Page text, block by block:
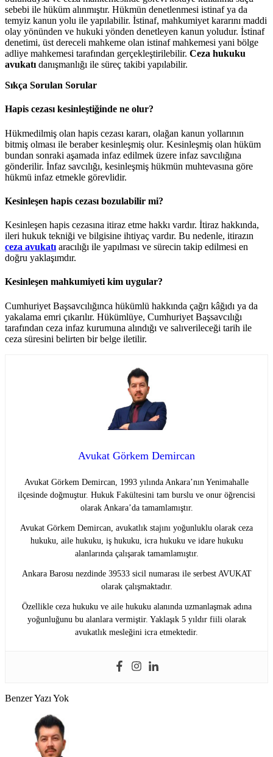
sebebi ile hüküm alınmıştır. Hükmün denetlenmesi istinaf ya da
temyiz kanun yolu ile yapılabilir. İstinaf, mahkumiyet kararını maddi
olay yönünden ve hukuki yönden denetleyen kanun yoludur. İstinaf
denetimi, üst dereceli mahkeme olan istinaf mahkemesi yani bölge
adliye mahkemesi tarafından gerçekleştirilebilir. Ceza hukuku
avukatı danışmanlığı ile süreç takibi yapılabilir.
Sıkça Sorulan Sorular
Hapis cezası kesinleştiğinde ne olur?
Hükmedilmiş olan hapis cezası kararı, olağan kanun yollarının
bitmiş olması ile beraber kesinleşmiş olur. Kesinleşmiş olan hüküm
bundan sonraki aşamada infaz edilmek üzere infaz savcılığına
gönderilir. İnfaz savcılığı, kesinleşmiş hükmün muhtevasına göre
hükmü infaz etmekle görevlidir.
Kesinleşen hapis cezası bozulabilir mi?
Kesinleşen hapis cezasına itiraz etme hakkı vardır. İtiraz hakkında,
ileri hukuk tekniği ve bilgisine ihtiyaç vardır. Bu nedenle, itirazın
ceza avukatı aracılığı ile yapılması ve sürecin takip edilmesi en
doğru yaklaşımdır.
Kesinleşen mahkumiyeti kim uygular?
Cumhuriyet Başsavcılığınca hükümlü hakkında çağrı kâğıdı ya da
yakalama emri çıkarılır. Hükümlüye, Cumhuriyet Başsavcılığı
tarafından ceza infaz kurumuna alındığı ve salıverileceği tarih ile
ceza süresini belirten bir belge iletilir.
Avukat Görkem Demircan
Avukat Görkem Demircan, 1993 yılında Ankara’nın Yenimahalle
ilçesinde doğmuştur. Hukuk Fakültesini tam burslu ve onur öğrencisi
olarak Ankara’da tamamlamıştır.
Avukat Görkem Demircan, avukatlık stajını yoğunluklu olarak ceza
hukuku, aile hukuku, iş hukuku, icra hukuku ve idare hukuku
alanlarında çalışarak tamamlamıştır.
Ankara Barosu nezdinde 39533 sicil numarası ile serbest AVUKAT
olarak çalışmaktadır.
Özellikle ceza hukuku ve aile hukuku alanında uzmanlaşmak adına
yoğunluğunu bu alanlara vermiştir. Yaklaşık 5 yıldır fiili olarak
avukatlık mesleğini icra etmektedir.
Benzer Yazı Yok